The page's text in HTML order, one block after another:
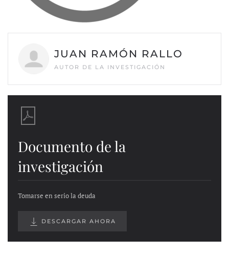
JUAN RAMÓN RALLO
AUTOR DE LA INVESTIGACIÓN
Documento de la
investigación
Tomarse en serio la deuda
DESCARGAR AHORA